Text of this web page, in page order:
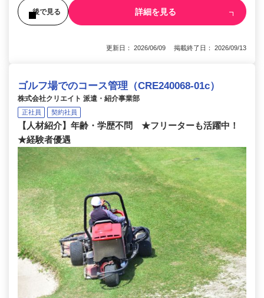
後で見る 詳細を見る
更新日： 2026/06/09 掲載終了日： 2026/09/13
ゴルフ場でのコース管理（CRE240068-01c）
株式会社クリエイト 派遣・紹介事業部
正社員 契約社員
【人材紹介】年齢・学歴不問 ★フリーターも活躍中！
★経験者優遇